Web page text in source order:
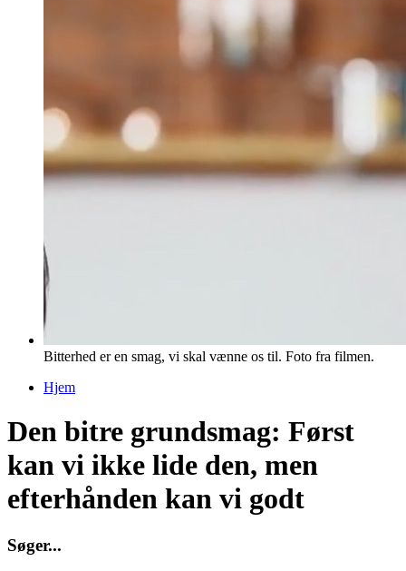
Bitterhed er en smag, vi skal vænne os til. Foto fra filmen.
Hjem
Den bitre grundsmag: Først
kan vi ikke lide den, men
efterhånden kan vi godt
Søger...